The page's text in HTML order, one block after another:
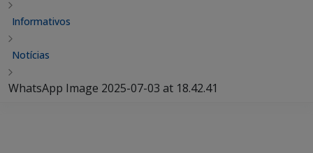
Informativos
Notícias
WhatsApp Image 2025-07-03 at 18.42.41